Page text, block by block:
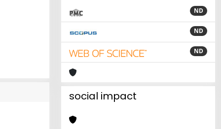
ND
ND
ND
social impact